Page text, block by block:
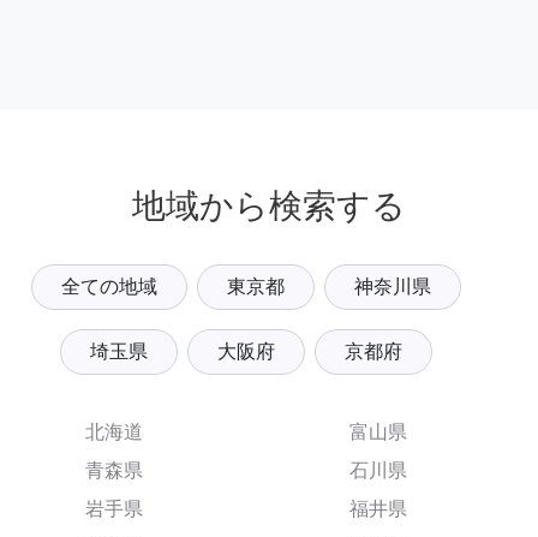
地域から検索する
全ての地域 東京都 神奈川県
埼玉県 大阪府 京都府
北海道
青森県
岩手県
富山県
石川県
福井県